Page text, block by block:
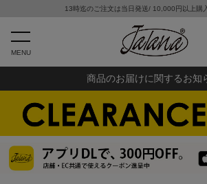
13時迄のご注文は当日発送/ 10,000円以上購
MENU
商品のお届けに関するお知